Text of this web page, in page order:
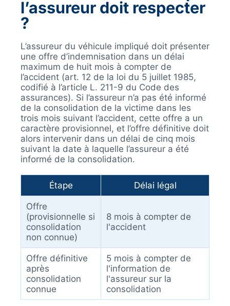
l’assureur doit respecter
?
L’assureur du véhicule impliqué doit présenter
une offre d’indemnisation dans un délai
maximum de huit mois à compter de
l’accident (art. 12 de la loi du 5 juillet 1985,
codifié à l’article L. 211-9 du Code des
assurances). Si l’assureur n’a pas été informé
de la consolidation de la victime dans les
trois mois suivant l’accident, cette offre a un
caractère provisionnel, et l’offre définitive doit
alors intervenir dans un délai de cinq mois
suivant la date à laquelle l’assureur a été
informé de la consolidation.
Étape Délai légal
Offre
(provisionnelle si
consolidation
non connue)
8 mois à compter de
l'accident
Offre définitive
après
consolidation
connue
5 mois à compter de
l'information de
l'assureur sur la
consolidation